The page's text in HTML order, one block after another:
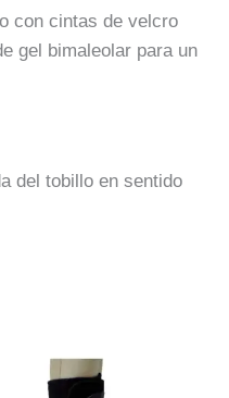
con cintas de velcro
gel bimaleolar para un
del tobillo en sentido